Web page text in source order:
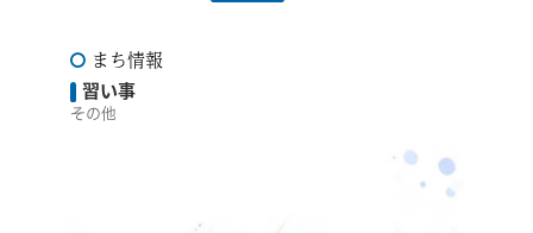
まち情報
習い事
その他